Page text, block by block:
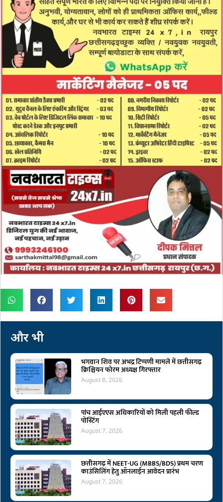
और भी
भगवान शिव पर अभद्र टिप्पणी मामले में छत्तीसगढ़
क्रिश्चियन फोरम अध्यक्ष गिरफ्तार
August 8, 2026
पांच आईएएस अधिकारियों को मिली पहली फील्ड
पोस्टिंग
August 7, 2026
छत्तीसगढ़ में NEET-UG (MBBS/BDS) प्रथम चरण
काउंसिलिंग हेतु ऑनलाईन आवेदन प्रारंभ
August 7, 2026